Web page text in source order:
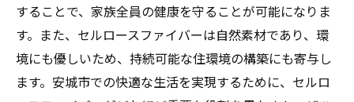
することで、家族全員の健康を守ることが可能になりま
す。また、セルロースファイバーは自然素材であり、環
境にも優しいため、持続可能な住環境の構築にも寄与し
ます。安城市での快適な生活を実現するために、セルロ